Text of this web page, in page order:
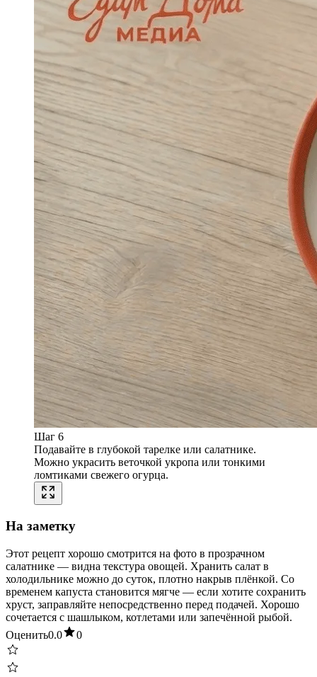
Шаг 6
Подавайте в глубокой тарелке или салатнике.
Можно украсить веточкой укропа или тонкими
ломтиками свежего огурца.
На заметку
Этот рецепт хорошо смотрится на фото в прозрачном
салатнике — видна текстура овощей. Хранить салат в
холодильнике можно до суток, плотно накрыв плёнкой. Со
временем капуста становится мягче — если хотите сохранить
хруст, заправляйте непосредственно перед подачей. Хорошо
сочетается с шашлыком, котлетами или запечённой рыбой.
Оценить0.0 0